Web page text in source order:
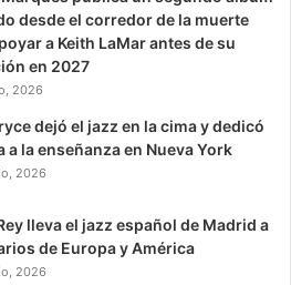
desde el corredor de la muerte
a Keith LaMar antes de su
en 2027
2026
dejó el jazz en la cima y dedicó
a la enseñanza en Nueva York
2026
lleva el jazz español de Madrid a
de Europa y América
2026